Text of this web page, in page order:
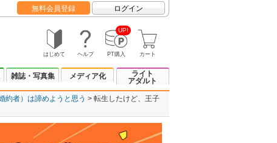
無料会員登録 ログイン
はじめて ヘルプ
UP!
PT購入 カート
雑誌・写真集 メディア化
ライト
アダルト
約者）は諦めようと思う
転生したけど、王子